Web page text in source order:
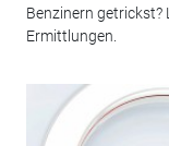
Benzinern getrickst?
Ermittlungen.